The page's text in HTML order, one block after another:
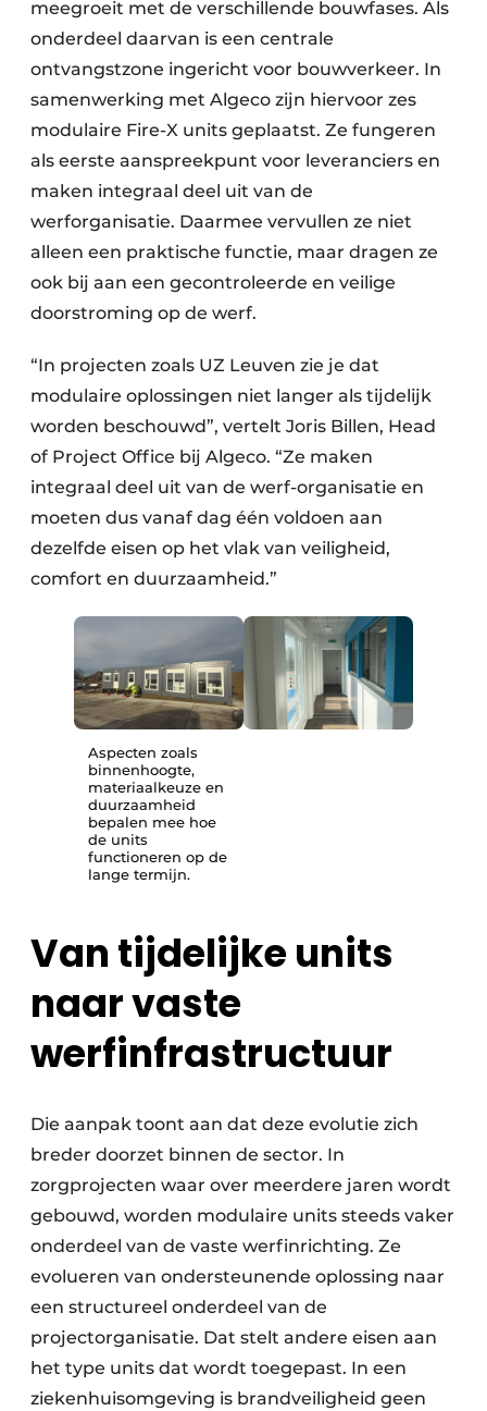
meegroeit met de verschillende bouwfases. Als
onderdeel daarvan is een centrale
ontvangstzone ingericht voor bouwverkeer. In
samenwerking met Algeco zijn hiervoor zes
modulaire Fire-X units geplaatst. Ze fungeren
als eerste aanspreekpunt voor leveranciers en
maken integraal deel uit van de
werforganisatie. Daarmee vervullen ze niet
alleen een praktische functie, maar dragen ze
ook bij aan een gecontroleerde en veilige
doorstroming op de werf.
“In projecten zoals UZ Leuven zie je dat
modulaire oplossingen niet langer als tijdelijk
worden beschouwd”, vertelt Joris Billen, Head
of Project Office bij Algeco. “Ze maken
integraal deel uit van de werf-organisatie en
moeten dus vanaf dag één voldoen aan
dezelfde eisen op het vlak van veiligheid,
comfort en duurzaamheid.”
Aspecten zoals
binnenhoogte,
materiaalkeuze en
duurzaamheid
bepalen mee hoe
de units
functioneren op de
lange termijn.
Van tijdelijke units
naar vaste
werfinfrastructuur
Die aanpak toont aan dat deze evolutie zich
breder doorzet binnen de sector. In
zorgprojecten waar over meerdere jaren wordt
gebouwd, worden modulaire units steeds vaker
onderdeel van de vaste werfinrichting. Ze
evolueren van ondersteunende oplossing naar
een structureel onderdeel van de
projectorganisatie. Dat stelt andere eisen aan
het type units dat wordt toegepast. In een
ziekenhuisomgeving is brandveiligheid geen